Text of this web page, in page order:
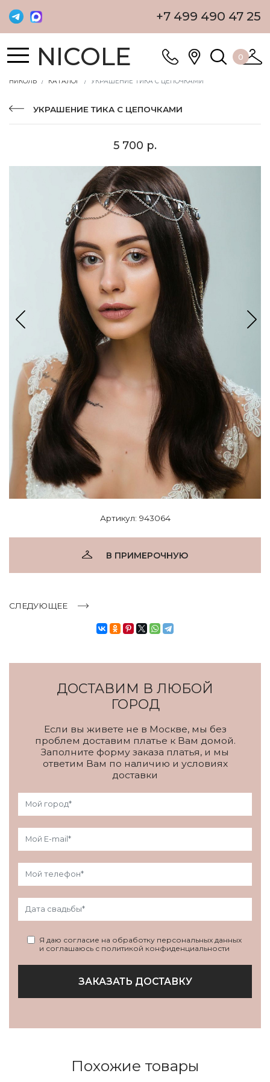
+7 499 490 47 25
NICOLE 0
НИКОЛЬ КАТАЛОГ УКРАШЕНИЕ ТИКА С ЦЕПОЧКАМИ
УКРАШЕНИЕ ТИКА С ЦЕПОЧКАМИ
5 700 р.
Артикул: 943064
В ПРИМЕРОЧНУЮ
СЛЕДУЮЩЕЕ
ДОСТАВИМ В ЛЮБОЙ
ГОРОД
Если вы живете не в Москве, мы без
проблем доставим платье к Вам домой.
Заполните форму заказа платья, и мы
ответим Вам по наличию и условиях
доставки
Я даю согласие на обработку персональных данных
и соглашаюсь с политикой конфиденциальности
ЗАКАЗАТЬ ДОСТАВКУ
Похожие товары